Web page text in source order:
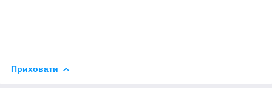
Приховати